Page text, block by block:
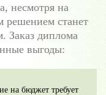
несмотря на
станет
Заказ диплома
выгоды:
на бюджет требует